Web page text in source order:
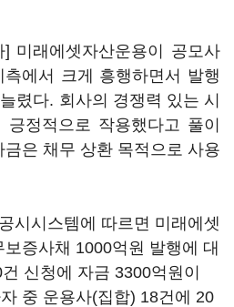
미래에셋자산운용이 공모사
에서 크게 흥행하면서 발행
렸다. 회사의 경쟁력 있는 시
정적으로 작용했다고 풀이
은 채무 상환 목적으로 사용
시시스템에 따르면 미래에셋
증사채 1000억원 발행에 대
신청에 자금 3300억원이
중 운용사(집합) 18건에 20